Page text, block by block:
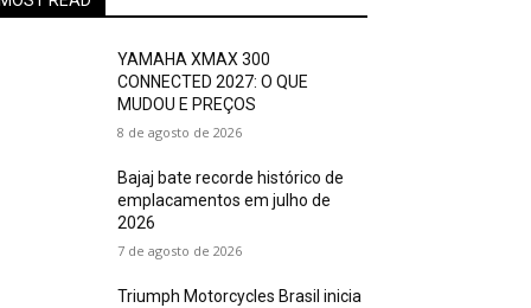
YAMAHA XMAX 300
CONNECTED 2027: O QUE
MUDOU E PREÇOS
8 de agosto de 2026
Bajaj bate recorde histórico de
emplacamentos em julho de
2026
7 de agosto de 2026
Triumph Motorcycles Brasil inicia